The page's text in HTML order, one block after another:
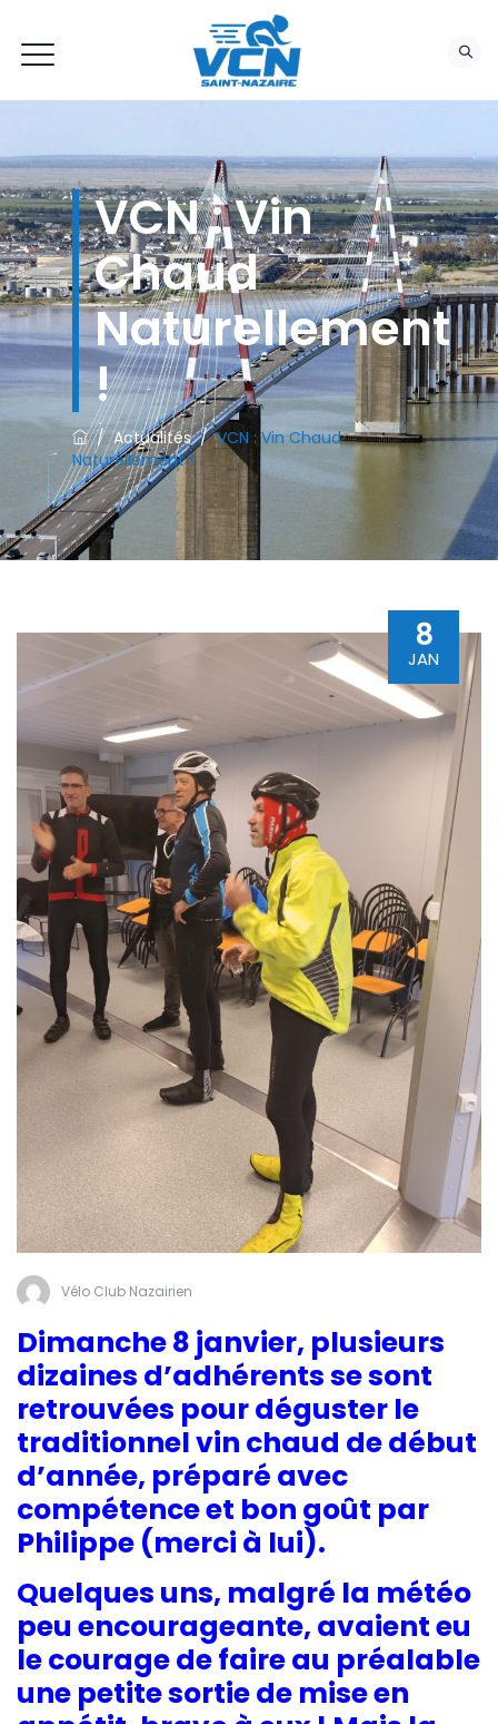
VCN : Vin
Chaud
Naturellement
!
/Actualités/VCN : Vin Chaud
Naturellement !
8
JAN
Vélo Club Nazairien
Dimanche 8 janvier, plusieurs
dizaines d’adhérents se sont
retrouvées pour déguster le
traditionnel vin chaud de début
d’année, préparé avec
compétence et bon goût par
Philippe (merci à lui).
Quelques uns, malgré la météo
peu encourageante, avaient eu
le courage de faire au préalable
une petite sortie de mise en